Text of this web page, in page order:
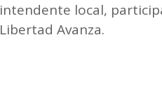
intendente local,
Libertad Avanza.